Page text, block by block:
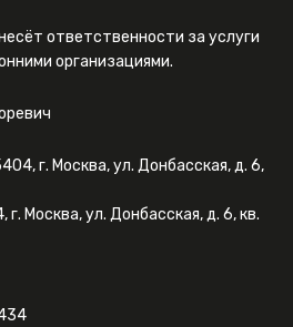
ответственности за услуги
организациями.
г. Москва, ул. Донбасская, д. 6,
Москва, ул. Донбасская, д. 6, кв.